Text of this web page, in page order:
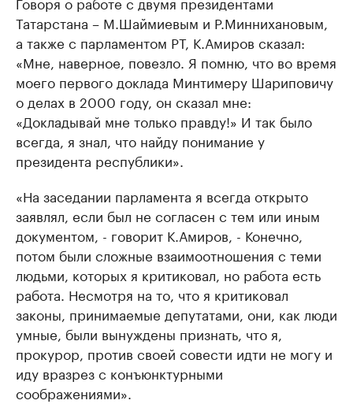
Татарстана – М.Шаймиевым и Р.Миннихановым,
а также с парламентом РТ, К.Амиров сказал:
«Мне, наверное, повезло. Я помню, что во время
моего первого доклада Минтимеру Шариповичу
о делах в 2000 году, он сказал мне:
«Докладывай мне только правду!» И так было
всегда, я знал, что найду понимание у
президента республики».
«На заседании парламента я всегда открыто
заявлял, если был не согласен с тем или иным
документом, - говорит К.Амиров, - Конечно,
потом были сложные взаимоотношения с теми
людьми, которых я критиковал, но работа есть
работа. Несмотря на то, что я критиковал
законы, принимаемые депутатами, они, как люди
умные, были вынуждены признать, что я,
прокурор, против своей совести идти не могу и
иду вразрез с конъюнктурными
соображениями».